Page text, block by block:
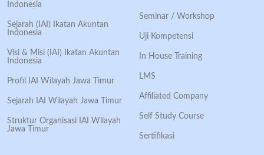
Indonesia
Sejarah (IAI) Ikatan Akuntan
Indonesia
Visi & Misi (IAI) Ikatan Akuntan
Indonesia
Profil IAI Wilayah Jawa Timur
Sejarah IAI Wilayah Jawa Timur
Struktur Organisasi IAI Wilayah
Jawa Timur
Seminar / Workshop
Uji Kompetensi
In House Training
LMS
Affiliated Company
Self Study Course
Sertifikasi